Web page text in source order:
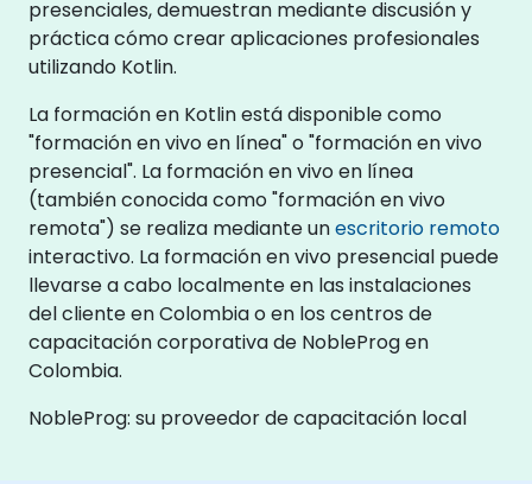
presenciales, demuestran mediante discusión y
práctica cómo crear aplicaciones profesionales
utilizando Kotlin.
La formación en Kotlin está disponible como
"formación en vivo en línea" o "formación en vivo
presencial". La formación en vivo en línea
(también conocida como "formación en vivo
remota") se realiza mediante unescritorio remoto
interactivo. La formación en vivo presencial puede
llevarse a cabo localmente en las instalaciones
del cliente en Colombia o en los centros de
capacitación corporativa de NobleProg en
Colombia.
NobleProg: su proveedor de capacitación local